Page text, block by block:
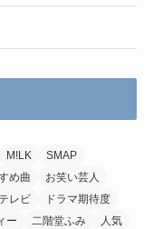
M!LK
SMAP
め曲
お笑い芸人
テレビ
ドラマ期待度
ー 二階堂ふみ
人気